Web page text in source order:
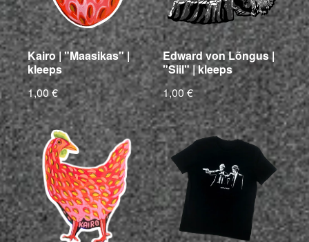
Kairo | "Maasikas" |
kleeps
1,00 €
Edward von Lõngus |
"Siil" | kleeps
1,00 €